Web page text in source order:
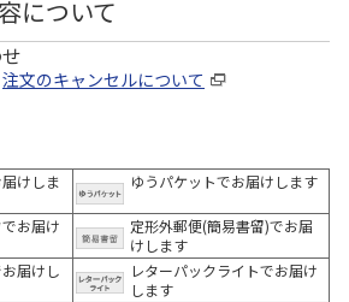
について
注文のキャンセルについて
けしま
ゆうパケットでお届けします
お届け
定形外郵便(簡易書留)でお届
けします
届けし
レターパックライトでお届け
します